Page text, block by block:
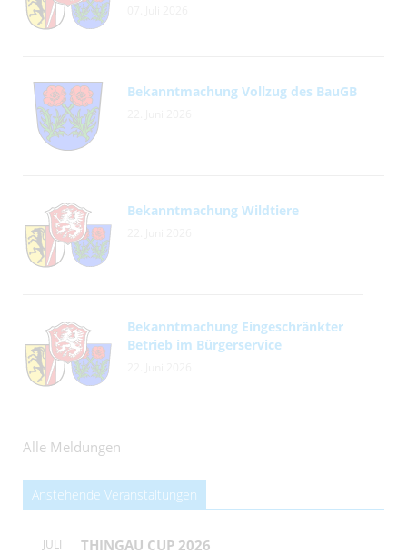
Bekanntmachung Vollzug des BauGB
Bekanntmachung Wildtiere
Bekanntmachung Eingeschränkter
Betrieb im Bürgerservice
Alle Meldungen
Anstehende Veranstaltungen
JULI THINGAU CUP 2026